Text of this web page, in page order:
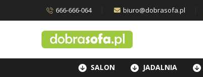
666-666-064 biuro@dobrasofa.pl
SALON JADALNIA